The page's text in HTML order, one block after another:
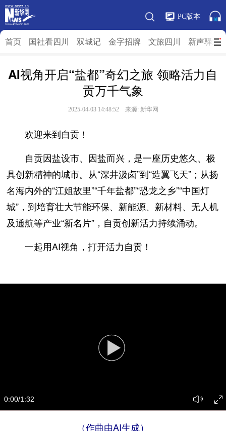
PC版本
首页 国社看四川 双城记 金字招牌 文旅四川 新声驿站
AI视角开启“盐都”奇幻之旅 领略活力自
贡万千气象
2025-04-03 14:48:52 来源: 新华网
欢迎来到自贡！
自贡因盐设市、因盐而兴，是一座历史悠久、极
具创新精神的城市。从“深井汲卤”到“造翼飞天”；从扬
名海内外的“江姐故里”“千年盐都”“恐龙之乡”“中国灯
城”，到培育壮大节能环保、新能源、新材料、无人机
及通航等产业“新名片”，自贡创新活力持续涌动。
一起用AI视角，打开活力自贡！
0:00/1:32
（作曲由AI生成）